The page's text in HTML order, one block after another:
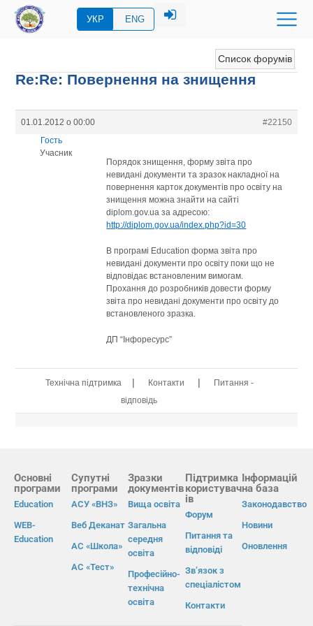
УКР ENG
Список форумів
Re:Re: Повернення на знищення
01.01.2012 о 00:00
#22150
Гость
Учасник
Порядок знищення, форму звіта про
невидані документи та зразок накладної на
повернення карток документів про освіту на
знищення можна знайти на сайті
diplom.gov.ua за адресою:
http://diplom.gov.ua/index.php?id=30
В програмі Education форма звіта про
невидані документи про освіту поки що не
відповідає встановленим вимогам.
Прохання до розробників довести форму
звіта про невидані документи про освіту до
встановленого зразка.
ДП “Інфоресурс”
Технічна підтримка | Контакти |
Питання -
відповідь
Основні
програми
Education
WEB-
Education
Супутні
програми
АСУ «ВНЗ»
Веб Деканат
АС «Школа»
АС «Тест»
Зразки
документів
Вища освіта
Загальна
середня
освіта
Професійно-
технічна
освіта
Підтримка
користувач
ів
Форум
Питання та
відповіді
Зв’язок з
спеціалістом
Контакти
Інформацій
на база
Законодавство
Новини
Оновлення